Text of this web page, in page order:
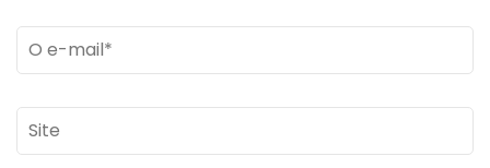
Email *
Site